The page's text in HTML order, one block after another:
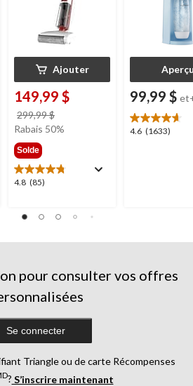
Ajouter
149,99 $
299,99 $
était
Rabais 50%
Solde
4.8 (85)
4.8
99,99 $
4.6 (1633)
4.6
pour consulter vos offres
Se connecter
Triangle ou de carte Récompenses
? S’inscrire maintenant